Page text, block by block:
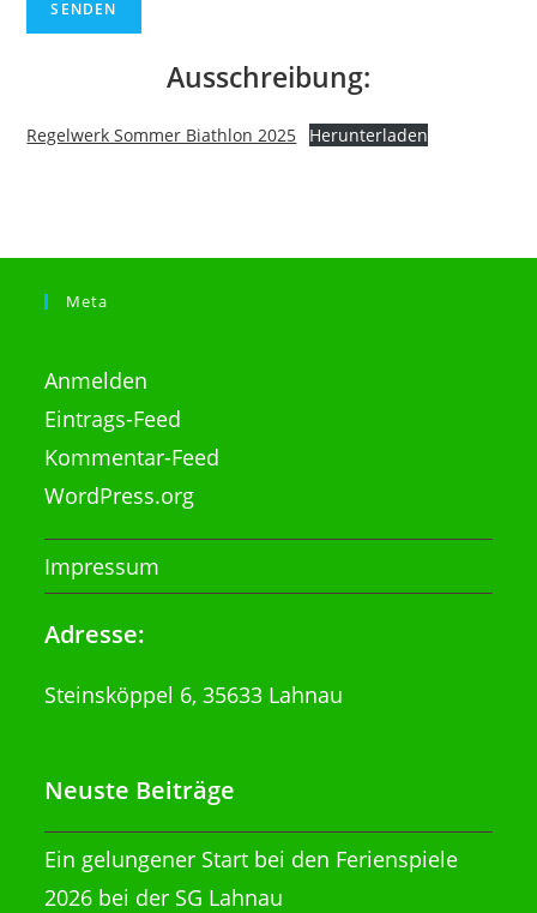
Ausschreibung:
Regelwerk Sommer Biathlon 2025 Herunterladen
Meta
Anmelden
Eintrags-Feed
Kommentar-Feed
WordPress.org
Impressum
Adresse:
Steinsköppel 6, 35633 Lahnau
Neuste Beiträge
Ein gelungener Start bei den Ferienspiele
2026 bei der SG Lahnau